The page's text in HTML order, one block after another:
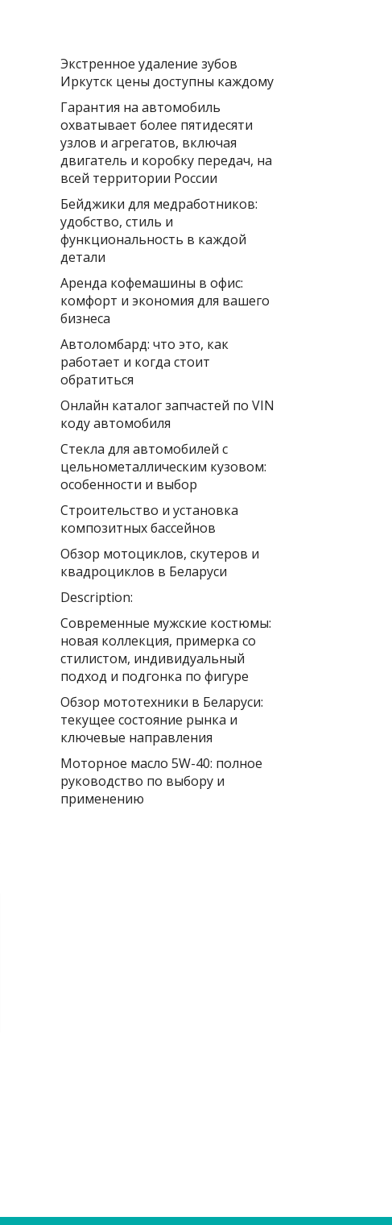
Экстренное удаление зубов
Иркутск цены доступны каждому
Гарантия на автомобиль
охватывает более пятидесяти
узлов и агрегатов, включая
двигатель и коробку передач, на
всей территории России
Бейджики для медработников:
удобство, стиль и
функциональность в каждой
детали
Аренда кофемашины в офис:
комфорт и экономия для вашего
бизнеса
Автоломбард: что это, как
работает и когда стоит
обратиться
Онлайн каталог запчастей по VIN
коду автомобиля
Стекла для автомобилей с
цельнометаллическим кузовом:
особенности и выбор
Строительство и установка
композитных бассейнов
Обзор мотоциклов, скутеров и
квадроциклов в Беларуси
Description:
Современные мужские костюмы:
новая коллекция, примерка со
стилистом, индивидуальный
подход и подгонка по фигуре
Обзор мототехники в Беларуси:
текущее состояние рынка и
ключевые направления
Моторное масло 5W-40: полное
руководство по выбору и
применению